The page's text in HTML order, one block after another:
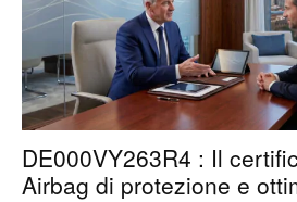
DE000VY263R4 : Il
Airbag di protezione e